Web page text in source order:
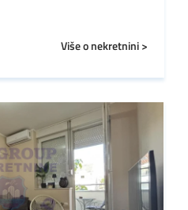
Više o nekretnini >